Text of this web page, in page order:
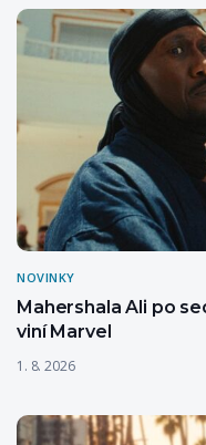
NOVINKY
Mahershala Ali po
viní Marvel
1. 8. 2026